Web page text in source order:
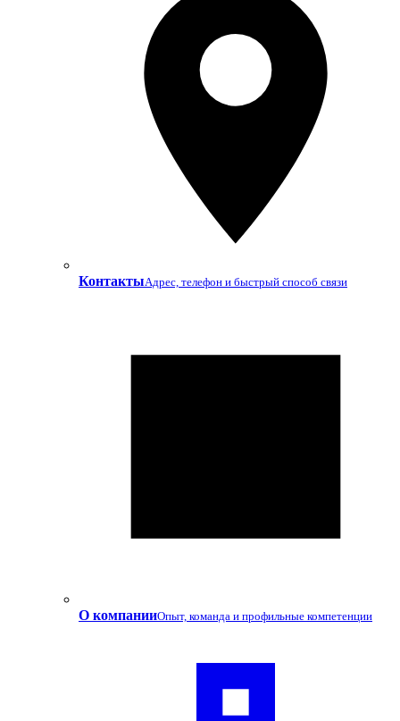
КонтактыАдрес, телефон и быстрый способ связи
О компанииОпыт, команда и профильные компетенции